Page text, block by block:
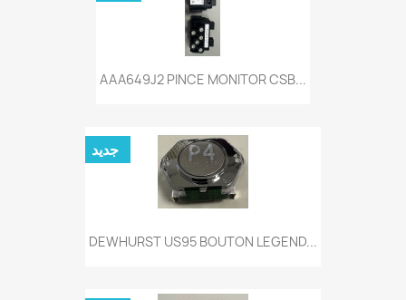
AAA649J2 PINCE MONITOR CSB...
DEWHURST US95 BOUTON LEGEND...
جديد